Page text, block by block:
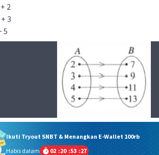
2
3
5
Ikuti Tryout SNBT & Menangkan E-Wallet 100rb
Habis dalam
02 :20 :53 :27